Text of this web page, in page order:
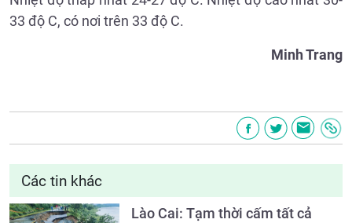
33 độ C, có nơi trên 33 độ C.
Minh Trang
Các tin khác
Lào Cai: Tạm thời cấm tất cả